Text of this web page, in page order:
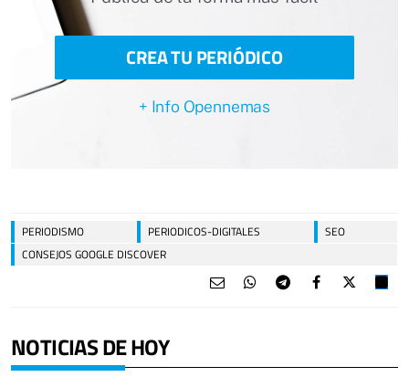
CREA TU PERIÓDICO
+ Info Opennemas
PERIODISMO PERIODICOS-DIGITALES
SEO
CONSEJOS GOOGLE DISCOVER
NOTICIAS DE HOY